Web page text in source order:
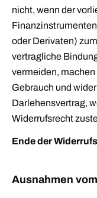
nicht, wenn der
oder Derivaten)
vertragliche
vermeiden,
Gebrauch und
Darlehensvertrag,
Widerrufsrecht
Ende der
Ausnahmen